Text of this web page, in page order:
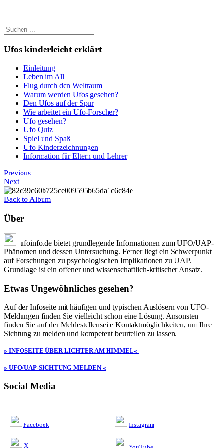
Ufos kinderleicht erklärt
Einleitung
Leben im All
Flug durch den Weltraum
Warum werden Ufos gesehen?
Den Ufos auf der Spur
Wie arbeitet ein Ufo-Forscher?
Ufo gesehen?
Ufo Quiz
Spiel und Spaß
Ufo Kinderzeichnungen
Information für Eltern und Lehrer
Previous
Next
Back to Album
Über
ufoinfo.de bietet grundlegende Informationen zum UFO/UAP-
Phänomen und dessen Untersuchung. Ferner liegt ein Schwerpunkt
auf Forschungen zu psychologischen Implikationen zu UAP.
Grundlage ist ein offener und wissenschaftlich-kritischer Ansatz.
Etwas Ungewöhnliches gesehen?
Auf der Infoseite mit häufigen und typischen Auslösern von UFO-
Meldungen finden Sie vielleicht schon eine Lösung. Ansonsten
finden Sie auf der Meldestellenseite Kontaktmöglichkeiten, um Ihre
Sichtung zu melden und kompetent beurteilen zu lassen.
» INFOSEITE ÜBER LICHTER AM HIMMEL«
» UFO/UAP-SICHTUNG MELDEN «
Social Media
Facebook
X
Instagram